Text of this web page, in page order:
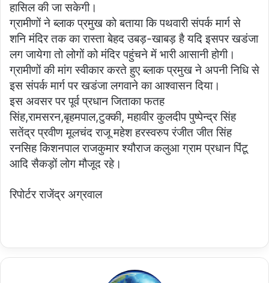
हासिल की जा सकेगी।
ग्रामीणों ने ब्लाक प्रमुख को बताया कि पथवारी संपर्क मार्ग से
शनि मंदिर तक का रास्ता बेहद उबड़-खाबड़ है यदि इसपर खडंजा
लग जायेगा तो लोगों को मंदिर पहुंचने में भारी आसानी होगी।
ग्रामीणों की मांग स्वीकार करते हुए ब्लाक प्रमुख ने अपनी निधि से
इस संपर्क मार्ग पर खडंजा लगवाने का आश्वासन दिया।
इस अवसर पर पूर्व प्रधान जिताका फतह
सिंह,रामसरन,बृहमपाल,टुक्की, महावीर कुलदीप पुष्पेन्द्र सिंह
सतेंद्र प्रवीण मूलचंद राजू महेश हरस्वरुप रंजीत जीत सिंह
रनसिह किशनपाल राजकुमार श्यौराज कलुआ ग्राम प्रधान पिंटू
आदि सैकड़ों लोग मौजूद रहे।
रिपोर्टर राजेंद्र अग्रवाल